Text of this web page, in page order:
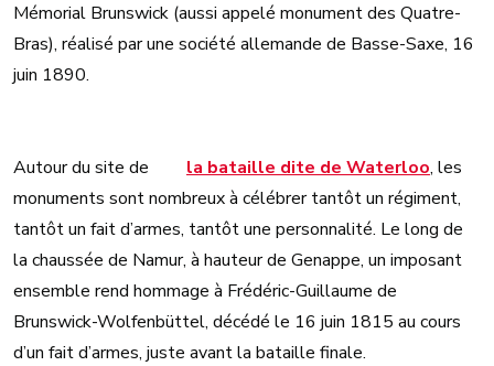
Mémorial Brunswick (aussi appelé monument des Quatre-
Bras), réalisé par une société allemande de Basse-Saxe, 16
juin 1890.
Autour du site de la bataille dite de Waterloo, les
monuments sont nombreux à célébrer tantôt un régiment,
tantôt un fait d’armes, tantôt une personnalité. Le long de
la chaussée de Namur, à hauteur de Genappe, un imposant
ensemble rend hommage à Frédéric-Guillaume de
Brunswick-Wolfenbüttel, décédé le 16 juin 1815 au cours
d’un fait d’armes, juste avant la bataille finale.